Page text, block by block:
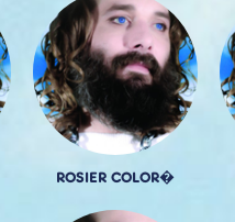
ROSIER COLOR�